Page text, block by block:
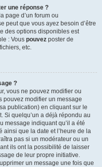
une réponse ?
page d’un forum ou
peut que vous ayez besoin d’être
des options disponibles est
: Vous pouvez poster de
etc.
?
vous ne pouvez modifier ou
pouvez modifier un message
publication) en cliquant sur le
Si quelqu’un a déjà répondu au
message indiquant qu’il a été
ainsi que la date et l’heure de la
pas si un modérateur ou un
ils ont la possibilité de laisser
de leur propre initiative.
un message une fois que